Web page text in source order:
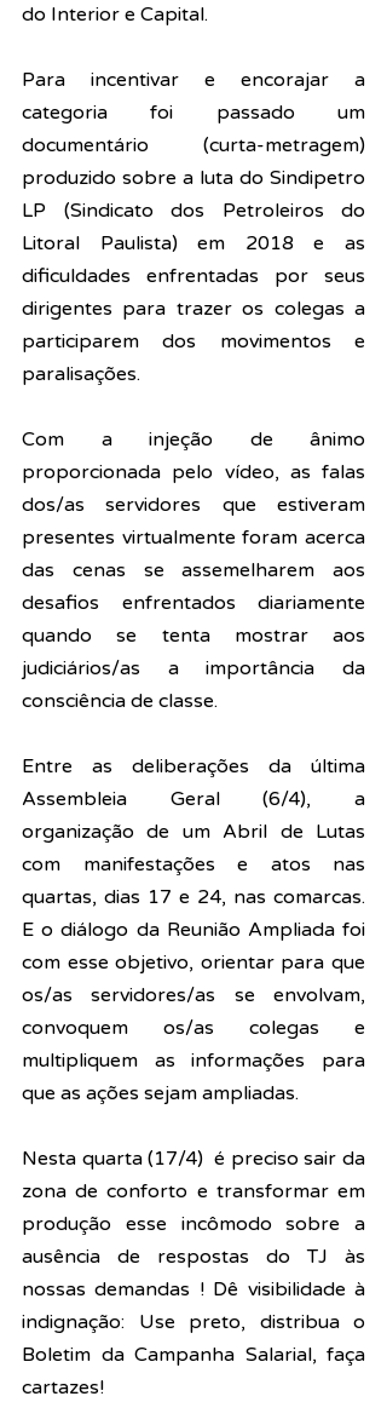
do Interior e Capital.
Para incentivar e encorajar a
categoria foi passado um
documentário (curta-metragem)
produzido sobre a luta do Sindipetro
LP (Sindicato dos Petroleiros do
Litoral Paulista) em 2018 e as
dificuldades enfrentadas por seus
dirigentes para trazer os colegas a
participarem dos movimentos e
paralisações.
Com a injeção de ânimo
proporcionada pelo vídeo, as falas
dos/as servidores que estiveram
presentes virtualmente foram acerca
das cenas se assemelharem aos
desafios enfrentados diariamente
quando se tenta mostrar aos
judiciários/as a importância da
consciência de classe.
Entre as deliberações da última
Assembleia Geral (6/4), a
organização de um Abril de Lutas
com manifestações e atos nas
quartas, dias 17 e 24, nas comarcas.
E o diálogo da Reunião Ampliada foi
com esse objetivo, orientar para que
os/as servidores/as se envolvam,
convoquem os/as colegas e
multipliquem as informações para
que as ações sejam ampliadas.
Nesta quarta (17/4)  é preciso sair da
zona de conforto e transformar em
produção
esse incômodo sobre a
ausência de respostas do TJ às
nossas demandas ! Dê visibilidade à
indignação: Use preto, distribua o
Boletim da Campanha Salarial, faça
cartazes!